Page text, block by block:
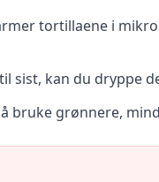
tortillaene i
sist, kan du dryppe
bruke grønnere,